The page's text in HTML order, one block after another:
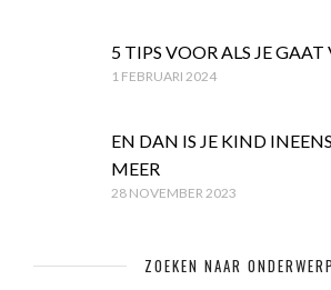
5 TIPS VOOR ALS JE
1 FEBRUARI 2024
EN DAN IS JE KIND
MEER
28 NOVEMBER 2023
ZOEKEN NAAR